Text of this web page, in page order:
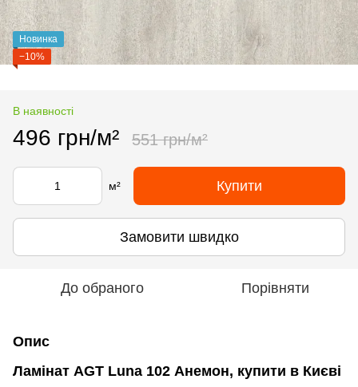
Новинка
−10%
В наявності
496 грн/м² 551 грн/м²
м² Купити
Замовити швидко
До обраного Порівняти
Опис
Ламінат AGT Luna 102 Анемон, купити в Києві